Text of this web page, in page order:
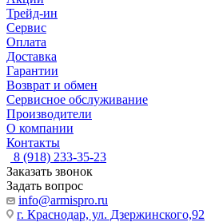
Трейд-ин
Сервис
Оплата
Доставка
Гарантии
Возврат и обмен
Сервисное обслуживание
Производители
О компании
Контакты
8 (918) 233-35-23
Заказать звонок
Задать вопрос
info@armispro.ru
г. Краснодар, ул. Дзержинского,92